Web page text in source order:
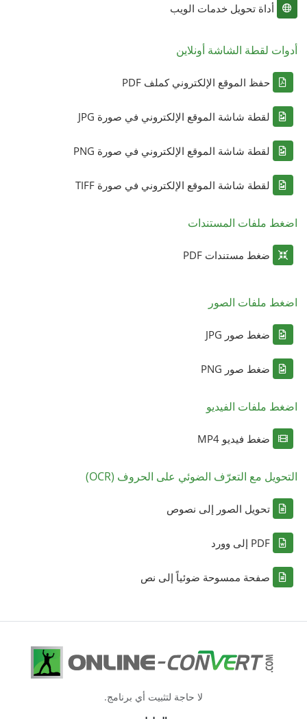
أداة تحويل خدمات الويب
أدوات لقطة الشاشة أونلاين
حفظ الموقع الإلكتروني كملف PDF
لقطة شاشة الموقع الإلكتروني في صورة JPG
لقطة شاشة الموقع الإلكتروني في صورة PNG
لقطة شاشة الموقع الإلكتروني في صورة TIFF
اضغط ملفات المستندات
ضغط مستندات PDF
اضغط ملفات الصور
ضغط صور JPG
ضغط صور PNG
اضغط ملفات الفيديو
ضغط فيديو MP4
التحويل مع التعرّف الضوئي على الحروف (OCR)
تحويل الصور إلى نصوص
PDF إلى وورد
صفحة ممسوحة ضوئياً إلى نص
لا حاجة لتثبيت أي برنامج.